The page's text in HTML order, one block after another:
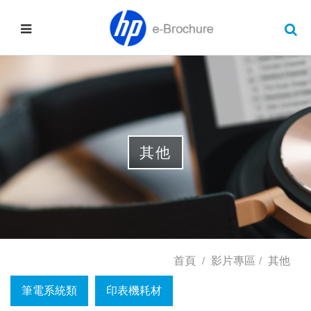
其他
首頁 影片專區 其他
筆電系統類 印表機耗材